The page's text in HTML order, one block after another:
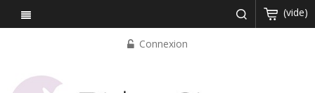
(vide)
Connexion